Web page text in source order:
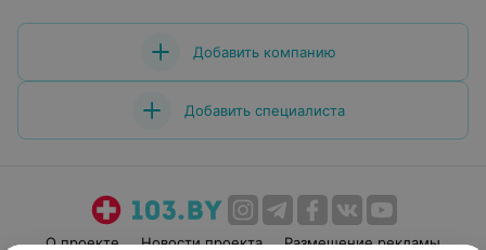
Добавить компанию
Добавить специалиста
О проекте Новости проекта Размещение рекламы